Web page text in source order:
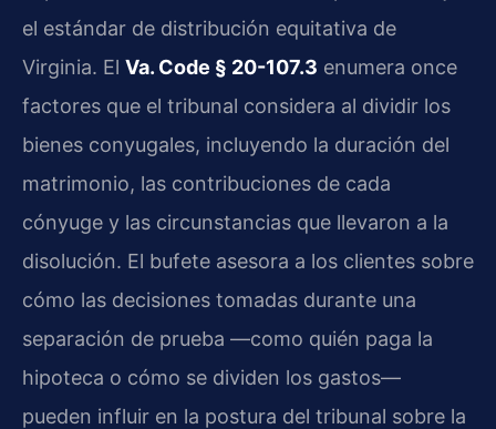
el estándar de distribución equitativa de
Virginia. El Va. Code § 20-107.3 enumera once
factores que el tribunal considera al dividir los
bienes conyugales, incluyendo la duración del
matrimonio, las contribuciones de cada
cónyuge y las circunstancias que llevaron a la
disolución. El bufete asesora a los clientes sobre
cómo las decisiones tomadas durante una
separación de prueba —como quién paga la
hipoteca o cómo se dividen los gastos—
pueden influir en la postura del tribunal sobre la